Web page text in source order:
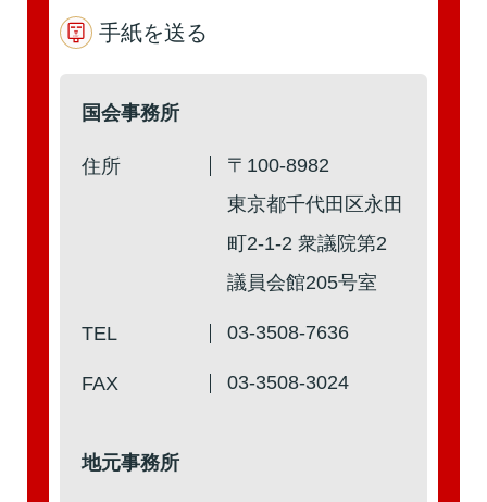
本人出席 代理出席（秘書）
代理出席（秘書）
本人出席 代理出席（秘書）
手紙を送る
国会事務所
住所
〒100-8982
東京都千代田区永田
町2-1-2 衆議院第2
議員会館205号室
TEL 03-3508-7636
FAX 03-3508-3024
地元事務所